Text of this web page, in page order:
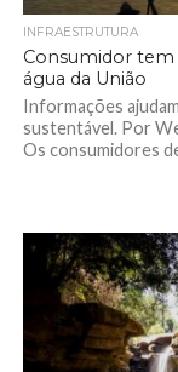
INFRAESTRUTURA
Consumidor tem
água da União
Informações
sustentável. Por
Os consumidores